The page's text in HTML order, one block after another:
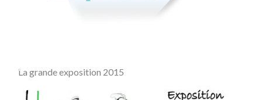
La grande exposition 2015